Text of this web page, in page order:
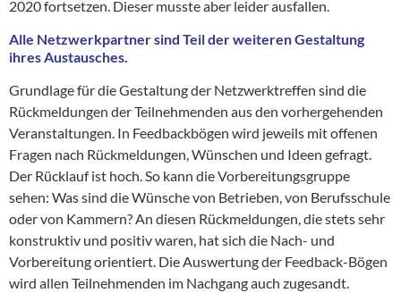
2020 fortsetzen. Dieser musste aber leider ausfallen.
Alle Netzwerkpartner sind Teil der weiteren Gestaltung
ihres Austausches.
Grundlage für die Gestaltung der Netzwerktreffen sind die
Rückmeldungen der Teilnehmenden aus den vorhergehenden
Veranstaltungen. In Feedbackbögen wird jeweils mit offenen
Fragen nach Rückmeldungen, Wünschen und Ideen gefragt.
Der Rücklauf ist hoch. So kann die Vorbereitungsgruppe
sehen: Was sind die Wünsche von Betrieben, von Berufsschule
oder von Kammern? An diesen Rückmeldungen, die stets sehr
konstruktiv und positiv waren, hat sich die Nach- und
Vorbereitung orientiert. Die Auswertung der Feedback-Bögen
wird allen Teilnehmenden im Nachgang auch zugesandt.